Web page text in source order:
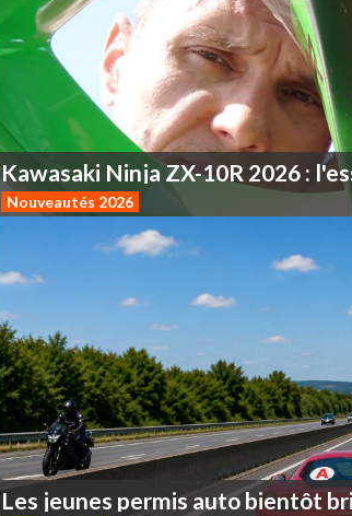
Kawasaki Ninja ZX-10R 2026 :
Nouveautés 2026
Les jeunes permis auto bientôt